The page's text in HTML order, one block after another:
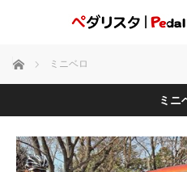
ホーム ミニベロ
ミニ